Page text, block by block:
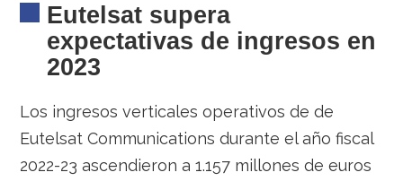
Eutelsat supera
expectativas de ingresos en
2023
Los ingresos verticales operativos de de
Eutelsat Communications durante el año fiscal
2022-23 ascendieron a 1.157 millones de euros